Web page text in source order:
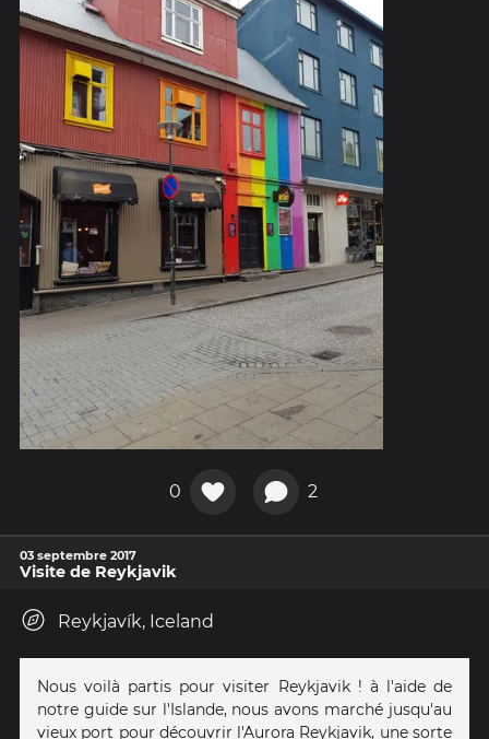
0 2
03 septembre 2017
Visite de Reykjavik
Reykjavík, Iceland
Nous voilà partis pour visiter Reykjavik ! à l'aide de
notre guide sur l'Islande, nous avons marché jusqu'au
vieux port pour découvrir l'Aurora Reykjavik, une sorte